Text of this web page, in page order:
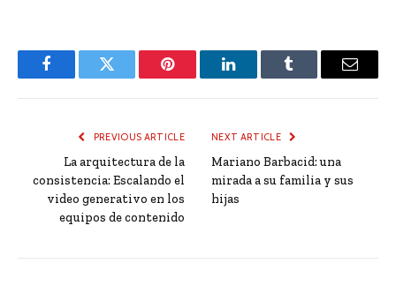
FacebookTwitter Pinterest LinkedInTumblr Email
PREVIOUS ARTICLE
La arquitectura de la
consistencia: Escalando el
video generativo en los
equipos de contenido
NEXT ARTICLE
Mariano Barbacid: una
mirada a su familia y sus
hijas